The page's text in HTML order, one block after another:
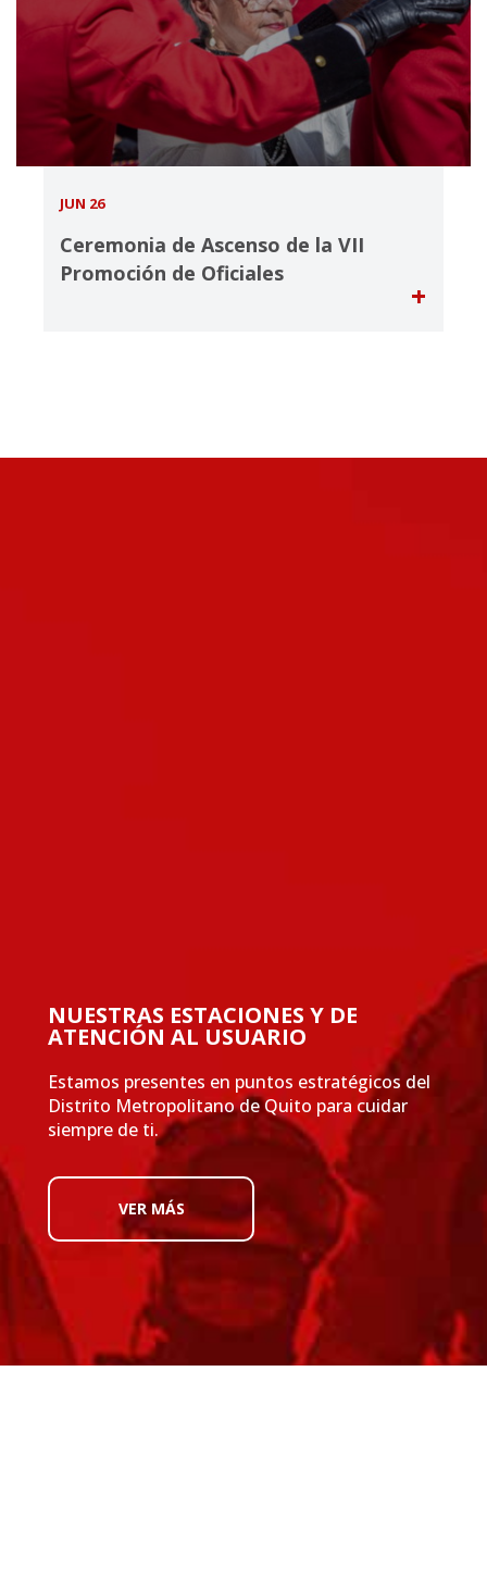
JUN 26
Ceremonia de Ascenso de la VII
Promoción de Oficiales
+
NUESTRAS ESTACIONES Y DE
ATENCIÓN AL USUARIO
Estamos presentes en puntos estratégicos del
Distrito Metropolitano de Quito para cuidar
siempre de ti.
VER MÁS